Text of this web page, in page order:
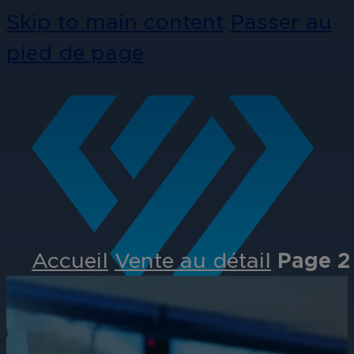
Accueil Vente au détail Page 2